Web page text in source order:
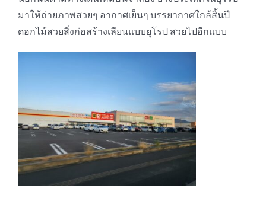
มาให้ถ่ายภาพสวยๆ อากาศเย็นๆ บรรยากาศใกล้สิ้นปี
ดอกไม้สวยสิ่งก่อสร้างเลียนแบบยุโรป สวยไปอีกแบบ